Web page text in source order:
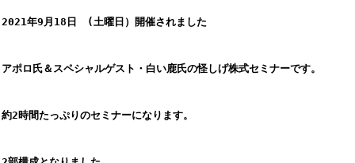
2021年9月18日　(土曜日）開催されました
アポロ氏＆スペシャルゲスト・白い鹿氏の怪しげ株式セミナーです。
約2時間たっぷりのセミナーになります。